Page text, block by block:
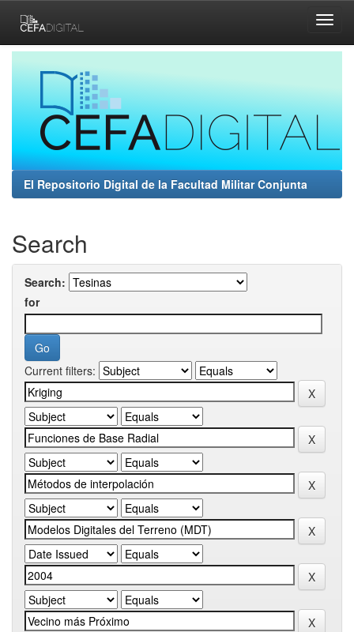
navigation
El Repositorio Digital de la Facultad Militar Conjunta
Search
Search:
for
Current filters: